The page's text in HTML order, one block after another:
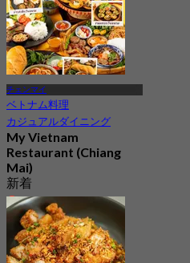
チェンマイ
ベトナム料理
カジュアルダイニング
My Vietnam
Restaurant (Chiang
Mai)
新着
4.3
から฿ 347.5